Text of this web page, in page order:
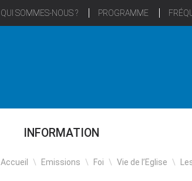
QUI SOMMES-NOUS ? PROGRAMME
INFORMATION
Accueil \ Emissions \ Foi \ Vie de l’Eglise \